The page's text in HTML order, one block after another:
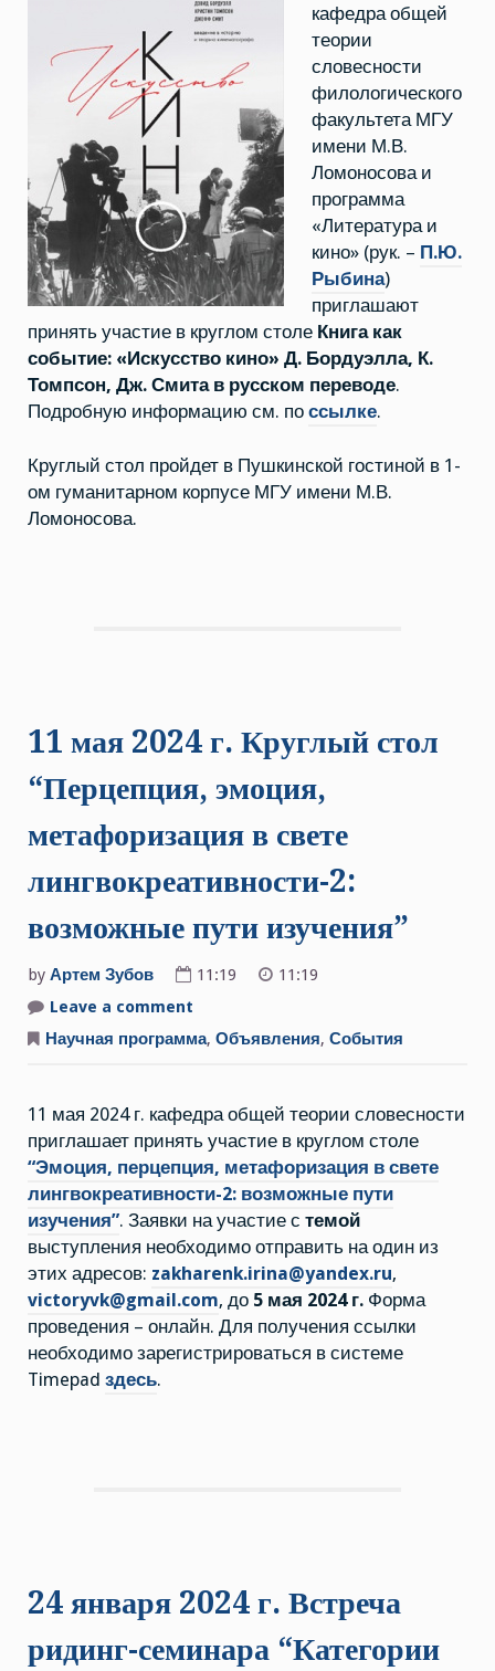
«Искусство
кино»
Д.
Бордуэлла,
К.
Смита
русском
переводе”
кафедра общей
теории
словесности
филологического
факультета МГУ
имени М.В.
Ломоносова и
программа
«Литература и
кино» (рук. – П.Ю.
Рыбина)
приглашают
принять участие в круглом столе Книга как
событие: «Искусство кино» Д. Бордуэлла, К.
Томпсон, Дж. Смита в русском переводе.
Подробную информацию см. по ссылке.
Круглый стол пройдет в Пушкинской гостиной в 1-
ом гуманитарном корпусе МГУ имени М.В.
Ломоносова.
11 мая 2024 г. Круглый стол
“Перцепция, эмоция,
метафоризация в свете
лингвокреативности-2:
возможные пути изучения”
by Артем Зубов 11:19
11:19
Leave a comment
мая
2024
“Перцепция,
эмоция,
метафоризация
в
свете
лингвокреативности-2:
пути
изучения”
Научная программа, Объявления, События
11 мая 2024 г. кафедра общей теории словесности
приглашает принять участие в круглом столе
“Эмоция, перцепция, метафоризация в свете
лингвокреативности-2: возможные пути
изучения”. Заявки на участие с темой
выступления необходимо отправить на один из
этих адресов: zakharenk.irina@yandex.ru,
victoryvk@gmail.com, до 5 мая 2024 г. Форма
проведения – онлайн. Для получения ссылки
необходимо зарегистрироваться в системе
Timepad здесь.
24 января 2024 г. Встреча
ридинг-семинара “Категории